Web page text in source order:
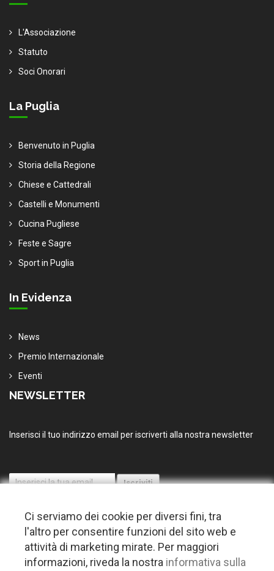
L'Associazione
Statuto
Soci Onorari
La Puglia
Benvenuto in Puglia
Storia della Regione
Chiese e Cattedrali
Castelli e Monumenti
Cucina Pugliese
Feste e Sagre
Sport in Puglia
In Evidenza
News
Premio Internazionale
Eventi
NEWSLETTER
Inserisci il tuo indirizzo email per iscriverti alla nostra newsletter
© 2026 Copyright Puglia nel mondo. Tutti i diritti riservati |Privacy
Ci serviamo dei cookie per diversi fini, tra
l'altro per consentire funzioni del sito web e
attività di marketing mirate. Per maggiori
informazioni, riveda la nostra informativa sulla